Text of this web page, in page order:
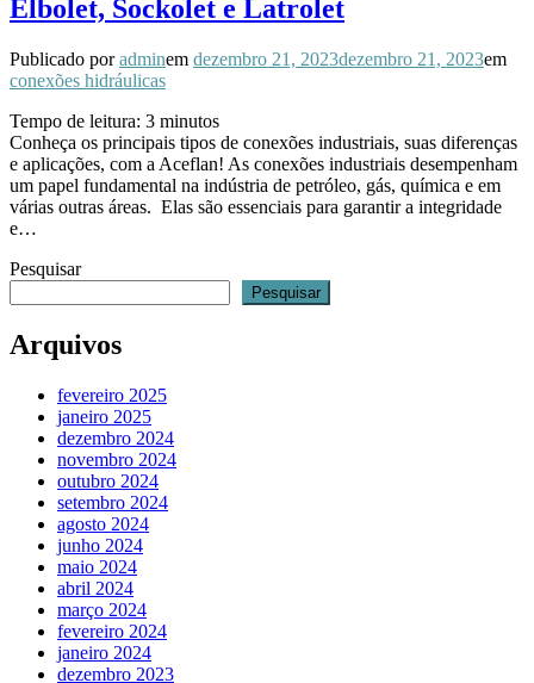
Elbolet, Sockolet e Latrolet
Publicado poradminem dezembro 21, 2023dezembro 21, 2023em
conexões hidráulicas
Tempo de leitura: 3 minutos
Conheça os principais tipos de conexões industriais, suas diferenças
e aplicações, com a Aceflan! As conexões industriais desempenham
um papel fundamental na indústria de petróleo, gás, química e em
várias outras áreas. Elas são essenciais para garantir a integridade
e…
Pesquisar
Pesquisar
Arquivos
fevereiro 2025
janeiro 2025
dezembro 2024
novembro 2024
outubro 2024
setembro 2024
agosto 2024
junho 2024
maio 2024
abril 2024
março 2024
fevereiro 2024
janeiro 2024
dezembro 2023